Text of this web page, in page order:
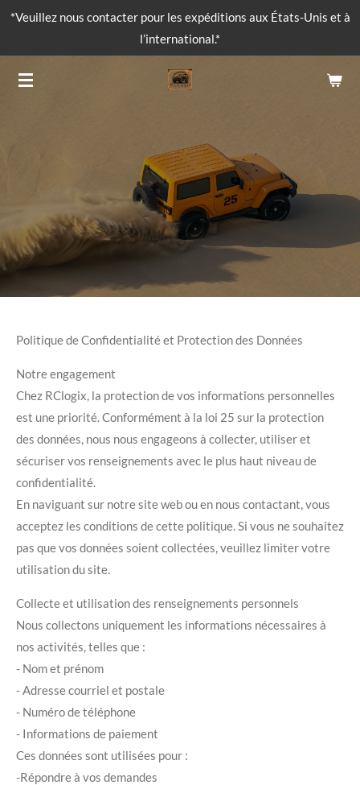
Passer
principal
*Veuillez nous contacter pour les expéditions aux États-Unis et à
l’international.*
Politique de Confidentialité et Protection des Données
Notre engagement
Chez RClogix, la protection de vos informations personnelles
est une priorité. Conformément à la loi 25 sur la protection
des données, nous nous engageons à collecter, utiliser et
sécuriser vos renseignements avec le plus haut niveau de
confidentialité.
En naviguant sur notre site web ou en nous contactant, vous
acceptez les conditions de cette politique. Si vous ne souhaitez
pas que vos données soient collectées, veuillez limiter votre
utilisation du site.
Collecte et utilisation des renseignements personnels
Nous collectons uniquement les informations nécessaires à
nos activités, telles que :
- Nom et prénom
- Adresse courriel et postale
- Numéro de téléphone
- Informations de paiement
Ces données sont utilisées pour :
-Répondre à vos demandes